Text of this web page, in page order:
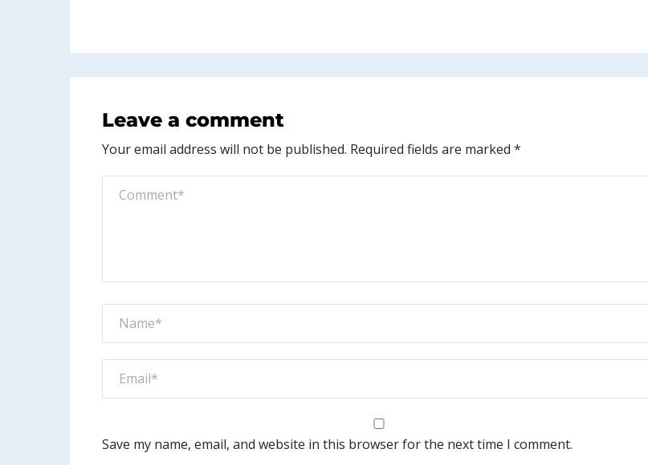
Leave a comment
Your email address will not be published. Required fields are marked *
Save my name, email, and website in this browser for the next time I comment.